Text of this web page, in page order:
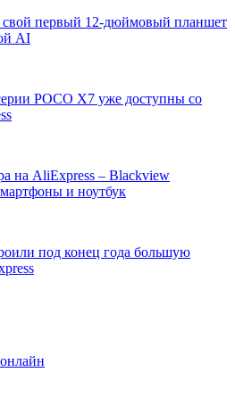
свой первый 12-дюймовый планшет
AI
POCO X7 уже доступны со
на AliExpress – Blackview
и ноутбук
под конец года большую